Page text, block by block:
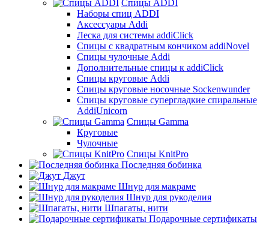
Спицы ADDI
Наборы спиц ADDI
Аксессуары Addi
Леска для системы addiClick
Спицы с квадратным кончиком addiNovel
Спицы чулочные Addi
Дополнительные спицы к addiClick
Спицы круговые Addi
Спицы круговые носочные Sockenwunder
Спицы круговые супергладкие спиральные
AddiUnicorn
Спицы Gamma
Круговые
Чулочные
Спицы KnitPro
Последняя бобинка
Джут
Шнур для макраме
Шнур для рукоделия
Шпагаты, нити
Подарочные сертификаты